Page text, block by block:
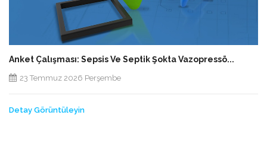
Anket Çalışması: Sepsis Ve Septik Şokta Vazopressö...
23 Temmuz 2026 Perşembe
Detay Görüntüleyin